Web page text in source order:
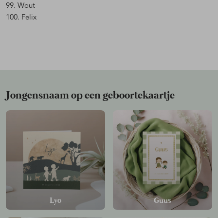
99. Wout
100. Felix
Jongensnaam op een geboortekaartje
Lyo Guus